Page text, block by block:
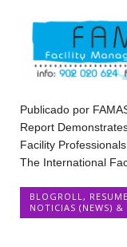
Publicado por
Report
Facility
The International
BLOGROLL ,
NOTICIAS (NEWS)